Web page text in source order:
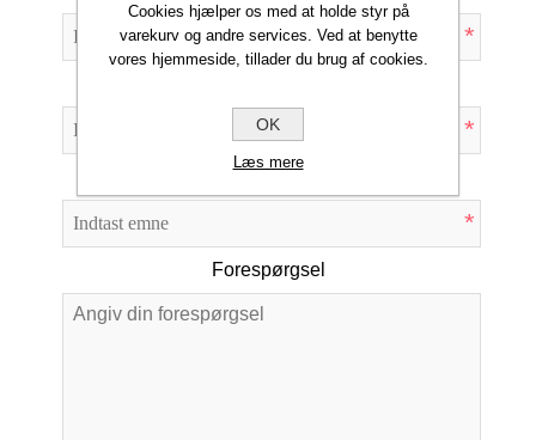
*
*
Emne:
*
Forespørgsel
Cookies hjælper os med at holde styr på
varekurv og andre services. Ved at benytte
vores hjemmeside, tillader du brug af cookies.
OK
Læs mere